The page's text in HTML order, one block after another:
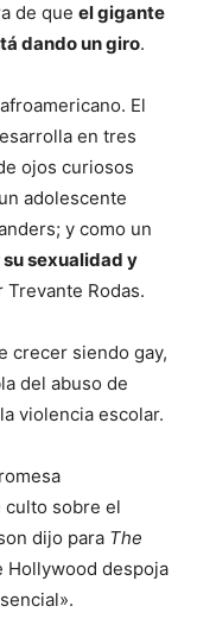
de que el gigante
dando un giro.
El
en tres
ojos curiosos
adolescente
y como un
sexualidad y
Trevante Rodas.
crecer siendo gay,
del abuso de
violencia escolar.
culto sobre el
dijo para The
Hollywood despoja